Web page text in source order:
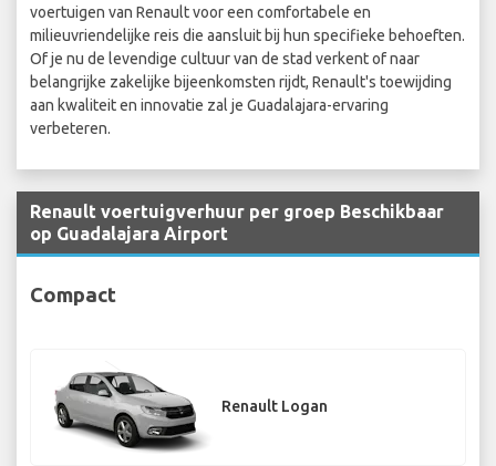
voertuigen van Renault voor een comfortabele en
milieuvriendelijke reis die aansluit bij hun specifieke behoeften.
Of je nu de levendige cultuur van de stad verkent of naar
belangrijke zakelijke bijeenkomsten rijdt, Renault's toewijding
aan kwaliteit en innovatie zal je Guadalajara-ervaring
verbeteren.
Renault voertuigverhuur per groep Beschikbaar
op Guadalajara Airport
Compact
Renault Logan